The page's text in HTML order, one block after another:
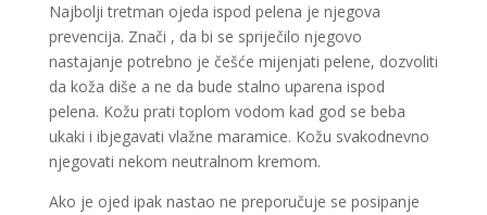
Najbolji tretman ojeda ispod pelena je njegova
prevencija. Znači , da bi se spriječilo njegovo
nastajanje potrebno je češće mijenjati pelene, dozvoliti
da koža diše a ne da bude stalno uparena ispod
pelena. Kožu prati toplom vodom kad god se beba
ukaki i ibjegavati vlažne maramice. Kožu svakodnevno
njegovati nekom neutralnom kremom.
Ako je ojed ipak nastao ne preporučuje se posipanje